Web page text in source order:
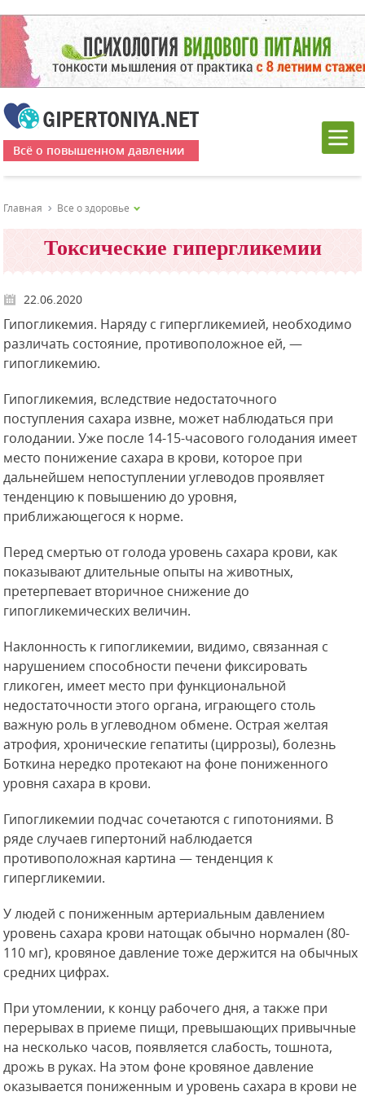
Всё о повышенном давлении
Главная Все о здоровье
Токсические гипергликемии
22.06.2020
Гипогликемия. Наряду с гипергликемией, необходимо
различать состояние, противоположное ей, —
гипогликемию.
Гипогликемия, вследствие недостаточного
поступления сахара извне, может наблюдаться при
голодании. Уже после 14-15-часового голодания имеет
место понижение сахара в крови, которое при
дальнейшем непоступлении углеводов проявляет
тенденцию к повышению до уровня,
приближающегося к норме.
Перед смертью от голода уровень сахара крови, как
показывают длительные опыты на животных,
претерпевает вторичное снижение до
гипогликемических величин.
Наклонность к гипогликемии, видимо, связанная с
нарушением способности печени фиксировать
гликоген, имеет место при функциональной
недостаточности этого органа, играющего столь
важную роль в углеводном обмене. Острая желтая
атрофия, хронические гепатиты (циррозы), болезнь
Боткина нередко протекают на фоне пониженного
уровня сахара в крови.
Гипогликемии подчас сочетаются с гипотониями. В
ряде случаев гипертоний наблюдается
противоположная картина — тенденция к
гипергликемии.
У людей с пониженным артериальным давлением
уровень сахара крови натощак обычно нормален (80-
110 мг), кровяное давление тоже держится на обычных
средних цифрах.
При утомлении, к концу рабочего дня, а также при
перерывах в приеме пищи, превышающих привычные
на несколько часов, появляется слабость, тошнота,
дрожь в руках. На этом фоне кровяное давление
оказывается пониженным и уровень сахара в крови не